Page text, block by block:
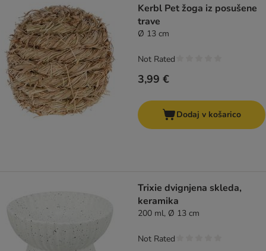
Kerbl Pet žoga iz posušene
trave
Ø 13 cm
3,99 €
Not Rated
Dodaj v košarico
Trixie dvignjena skleda,
keramika
200 ml, Ø 13 cm
Not Rated